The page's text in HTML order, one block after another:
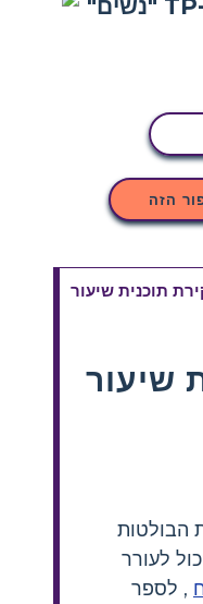
הזה
תוכנית שיעור
שיעור
הבולטות
לעורר
, לספר